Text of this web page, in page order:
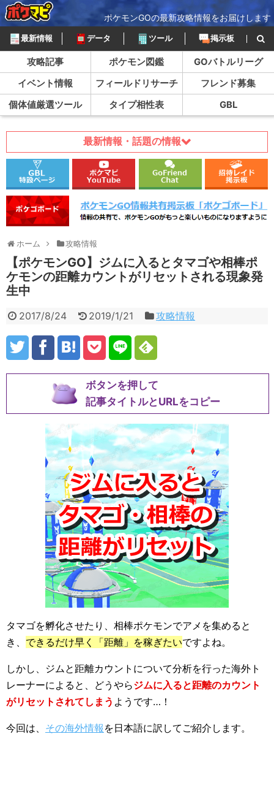
ポケモンGOの最新攻略情報をお届けします
最新情報 データ ツール 掲示板
攻略記事 ポケモン図鑑
GOバトルリーグ
イベント情報
フィールドリサーチ
フレンド募集
個体値厳選ツール
タイプ相性表 GBL
最新情報・話題の情報
ホーム 攻略情報
【ポケモンGO】ジムに入るとタマゴや相棒ポ
ケモンの距離カウントがリセットされる現象発
生中
2017/8/24 2019/1/21 攻略情報
ボタンを押して
記事タイトルとURLをコピー
タマゴを孵化させたり、相棒ポケモンでアメを集めると
き、 できるだけ早く「距離」を稼ぎたいですよね。
しかし、ジムと距離カウントについて分析を行った海外ト
レーナーによると、どうやらジムに入ると距離のカウント
がリセットされてしまう ようです…！
今回は、 その海外情報 を日本語に訳してご紹介します。